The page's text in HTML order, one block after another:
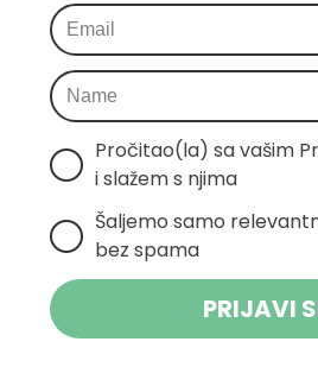
Pročitao(la) sa vašim
i slažem s njima
Šaljemo samo
bez spama
PRIJAVI